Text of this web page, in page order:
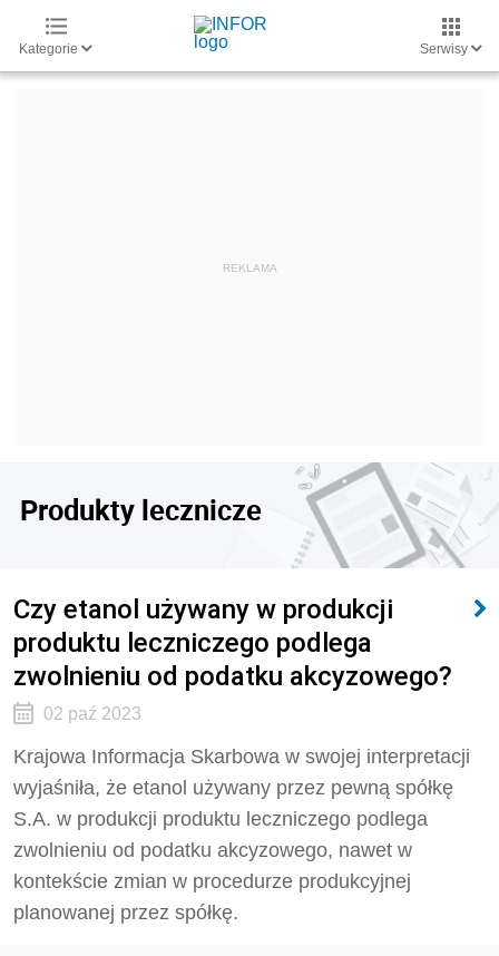
Kategorie Serwisy
Produkty lecznicze
Czy etanol używany w produkcji
produktu leczniczego podlega
zwolnieniu od podatku akcyzowego?
02 paź 2023
Krajowa Informacja Skarbowa w swojej interpretacji
wyjaśniła, że etanol używany przez pewną spółkę
S.A. w produkcji produktu leczniczego podlega
zwolnieniu od podatku akcyzowego, nawet w
kontekście zmian w procedurze produkcyjnej
planowanej przez spółkę.